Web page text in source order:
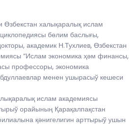
халықаралық ислам
бөлим баслығы,
академик Н.Тухлиев, Өзбекстан
“Ислам экономика ҳәм финансы,
профессоры, экономика
менен ушырасыў кешеси
ислам академиясы
орайының Қарақалпақстан
қәнигелигин арттырыў ушын